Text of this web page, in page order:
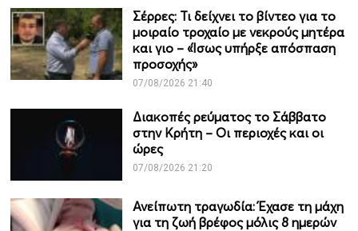
Σέρρες: Τι δείχνει το βίντεο για το
μοιραίο τροχαίο με νεκρούς μητέρα
και γιο – «Ίσως υπήρξε απόσπαση
προσοχής»
07/08/2026 21:40
Διακοπές ρεύματος το Σάββατο
στην Κρήτη – Οι περιοχές και οι
ώρες
07/08/2026 21:20
Ανείπωτη τραγωδία: Έχασε τη μάχη
για τη ζωή βρέφος μόλις 8 ημερών